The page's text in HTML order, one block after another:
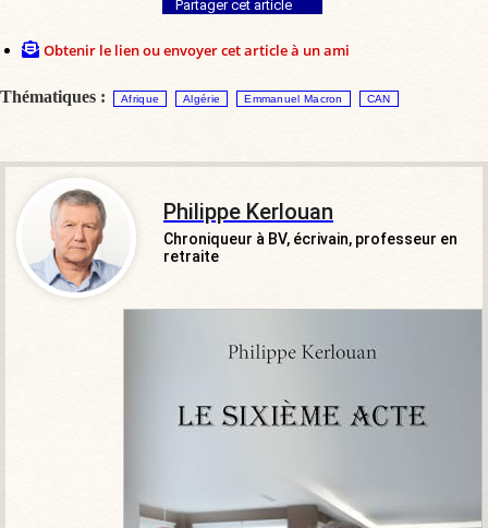
Partager cet article
Obtenir le lien ou envoyer cet article à un ami
Thématiques : Afrique Algérie Emmanuel Macron CAN
Philippe Kerlouan
Chroniqueur à BV, écrivain, professeur en
retraite